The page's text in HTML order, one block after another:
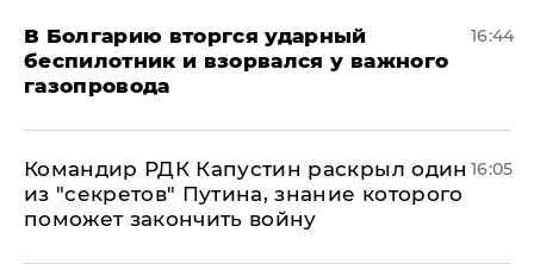
В Болгарию вторгся ударный
беспилотник и взорвался у важного
газопровода
16:44
Командир РДК Капустин раскрыл один
из "секретов" Путина, знание которого
поможет закончить войну
16:05